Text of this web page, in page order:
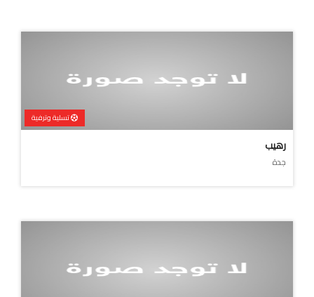
تسلية وترفية
رهيب
جدة